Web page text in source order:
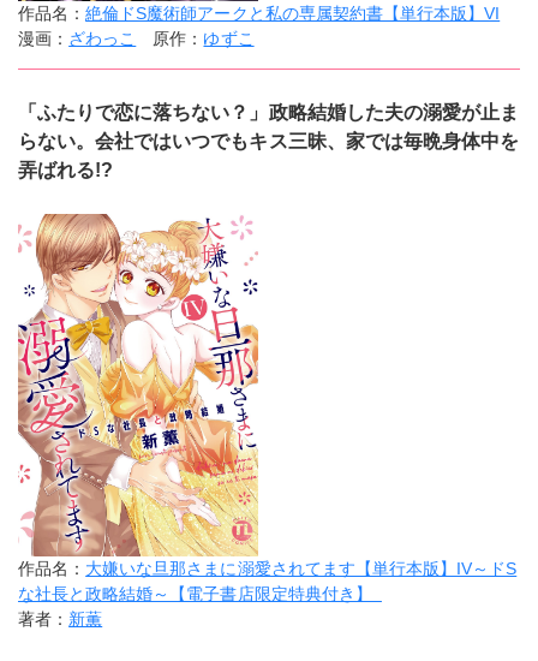
作品名：絶倫ドS魔術師アークと私の専属契約書【単行本版】VI
漫画： ざわっこ 原作： ゆずこ
「ふたりで恋に落ちない？」政略結婚した夫の溺愛が止ま
らない。会社ではいつでもキス三昧、家では毎晩身体中を
弄ばれる!?
作品名： 大嫌いな旦那さまに溺愛されてます【単行本版】IV～ドS
な社長と政略結婚～【電子書店限定特典付き】
著者： 新薫